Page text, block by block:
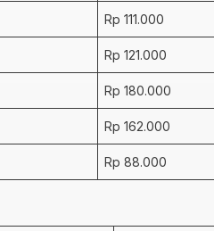
Rp 111.000
Rp 121.000
Rp 180.000
Rp 162.000
Rp 88.000